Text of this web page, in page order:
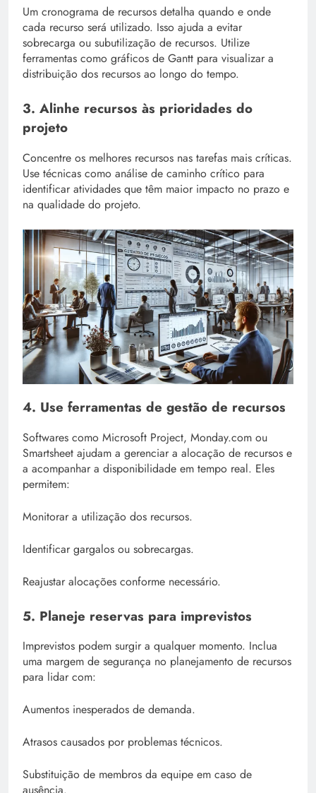
Um cronograma de recursos detalha quando e onde
cada recurso será utilizado. Isso ajuda a evitar
sobrecarga ou subutilização de recursos. Utilize
ferramentas como gráficos de Gantt para visualizar a
distribuição dos recursos ao longo do tempo.
3. Alinhe recursos às prioridades do
projeto
Concentre os melhores recursos nas tarefas mais críticas.
Use técnicas como análise de caminho crítico para
identificar atividades que têm maior impacto no prazo e
na qualidade do projeto.
4. Use ferramentas de gestão de recursos
Softwares como Microsoft Project, Monday.com ou
Smartsheet ajudam a gerenciar a alocação de recursos e
a acompanhar a disponibilidade em tempo real. Eles
permitem:
Monitorar a utilização dos recursos.
Identificar gargalos ou sobrecargas.
Reajustar alocações conforme necessário.
5. Planeje reservas para imprevistos
Imprevistos podem surgir a qualquer momento. Inclua
uma margem de segurança no planejamento de recursos
para lidar com:
Aumentos inesperados de demanda.
Atrasos causados por problemas técnicos.
Substituição de membros da equipe em caso de